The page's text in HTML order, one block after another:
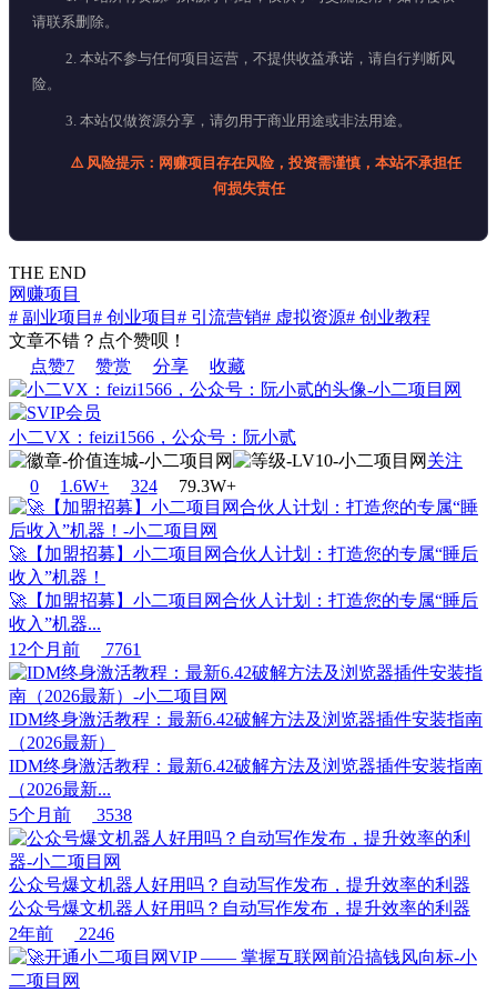
请联系删除。
2. 本站不参与任何项目运营，不提供收益承诺，请自行判断风
险。
3. 本站仅做资源分享，请勿用于商业用途或非法用途。
⚠️ 风险提示：网赚项目存在风险，投资需谨慎，本站不承担任
何损失责任
THE END
网赚项目
# 副业项目 # 创业项目 # 引流营销# 虚拟资源# 创业教程
文章不错？点个赞呗！
点赞7 赞赏 分享 收藏
小二VX：feizi1566，公众号：阮小贰
关注
0
1.6W+ 324 79.3W+
🚀【加盟招募】小二项目网合伙人计划：打造您的专属“睡后
收入”机器！
🚀【加盟招募】小二项目网合伙人计划：打造您的专属“睡后
收入”机器...
12个月前
7761
IDM终身激活教程：最新6.42破解方法及浏览器插件安装指南
（2026最新）
IDM终身激活教程：最新6.42破解方法及浏览器插件安装指南
（2026最新...
5个月前
3538
公众号爆文机器人好用吗？自动写作发布，提升效率的利器
公众号爆文机器人好用吗？自动写作发布，提升效率的利器
2年前
2246